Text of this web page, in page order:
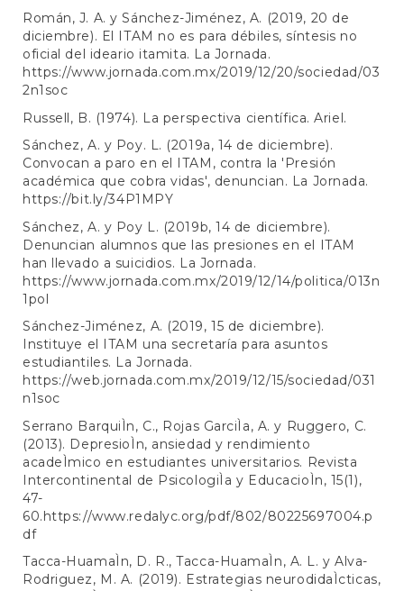
Román, J. A. y Sánchez-Jiménez, A. (2019, 20 de
diciembre). El ITAM no es para débiles, síntesis no
oficial del ideario itamita. La Jornada.
https://www.jornada.com.mx/2019/12/20/sociedad/03
2n1soc
Russell, B. (1974). La perspectiva científica. Ariel.
Sánchez, A. y Poy. L. (2019a, 14 de diciembre).
Convocan a paro en el ITAM, contra la 'Presión
académica que cobra vidas', denuncian. La Jornada.
https://bit.ly/34P1MPY
Sánchez, A. y Poy L. (2019b, 14 de diciembre).
Denuncian alumnos que las presiones en el ITAM
han llevado a suicidios. La Jornada.
https://www.jornada.com.mx/2019/12/14/politica/013n
1pol
Sánchez-Jiménez, A. (2019, 15 de diciembre).
Instituye el ITAM una secretaría para asuntos
estudiantiles. La Jornada.
https://web.jornada.com.mx/2019/12/15/sociedad/031
n1soc
Serrano BarquiÌn, C., Rojas GarciÌa, A. y Ruggero, C.
(2013). DepresioÌn, ansiedad y rendimiento
acadeÌmico en estudiantes universitarios. Revista
Intercontinental de PsicologiÌa y EducacioÌn, 15(1),
47-
60.https://www.redalyc.org/pdf/802/80225697004.p
df
Tacca-HuamaÌn, D. R., Tacca-HuamaÌn, A. L. y Alva-
Rodriguez, M. A. (2019). Estrategias neurodidaÌcticas,